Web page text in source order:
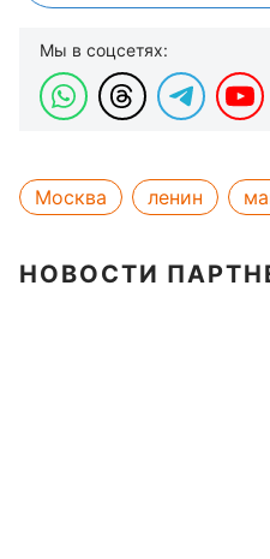
Мы в соцсетях:
Москва ленин
НОВОСТИ